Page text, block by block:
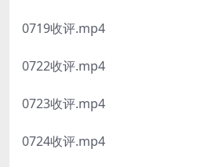
0719收评.mp4
0722收评.mp4
0723收评.mp4
0724收评.mp4